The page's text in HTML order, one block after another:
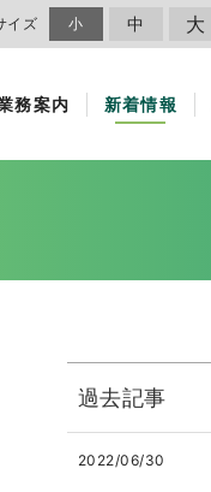
イズ 小 中 大
務案内 新着情報
過去記事
2022/06/30